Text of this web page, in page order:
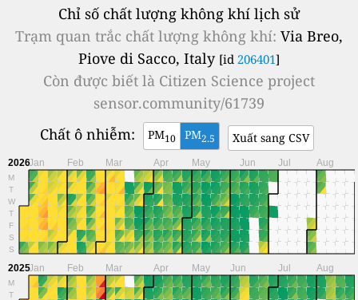
Chỉ số chất lượng không khí lịch sử
Trạm quan trắc chất lượng không khí: Via Breo,
Piove di Sacco, Italy [id 206401]
Còn được biết là Citizen Science project
sensor.community/61739
Chất ô nhiễm:
PM10 PM2.5 Xuất sang CSV
2026
M
T
W
T
F
S
S
Jan Feb Mar Apr May Jun Jul Aug
2025
M
T
Jan Feb Mar Apr May Jun Jul Aug